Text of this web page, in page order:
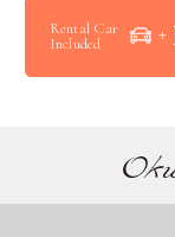
Rental Car
Included